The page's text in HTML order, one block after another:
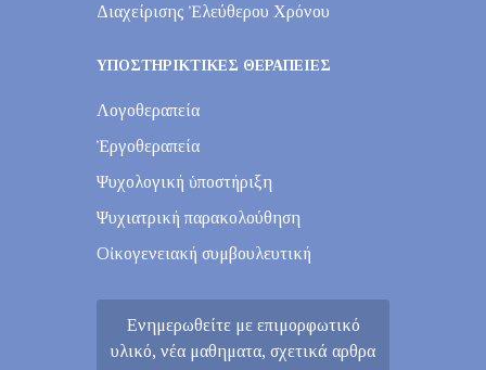
Διαχείρισης Ἐλεύθερου Χρόνου
ΥΠΟΣΤΗΡΙΚΤΙΚΕΣ ΘΕΡΑΠΕΙΕΣ
Λογοθεραπεία
Ἐργοθεραπεία
Ψυχολογική ὑποστήριξη
Ψυχιατρική παρακολούθηση
Οἰκογενειακή συμβουλευτική
Ενημερωθείτε με επιμορφωτικό
υλικό, νέα μαθηματα, σχετικά αρθρα